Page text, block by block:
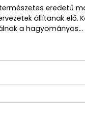
eredetű
állítanak elő.
a hagyományos…